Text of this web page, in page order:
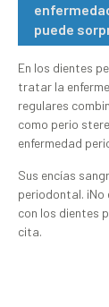
puede
En los dientes
tratar la
regulares
como perio
enfermedad
Sus encías
periodontal.
con los dientes
cita.